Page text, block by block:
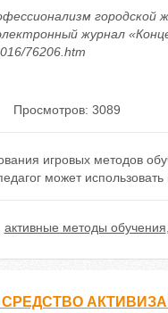
городской
журнал
76206.htm
Просмотров: 3089
игровых методов
может использовать
активные методы обучения